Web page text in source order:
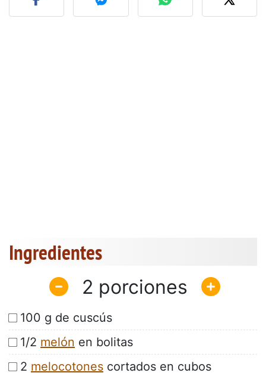
Ingredientes
2
100 g de cuscús
1/2 melón en bolitas
2 melocotones cortados en cubos